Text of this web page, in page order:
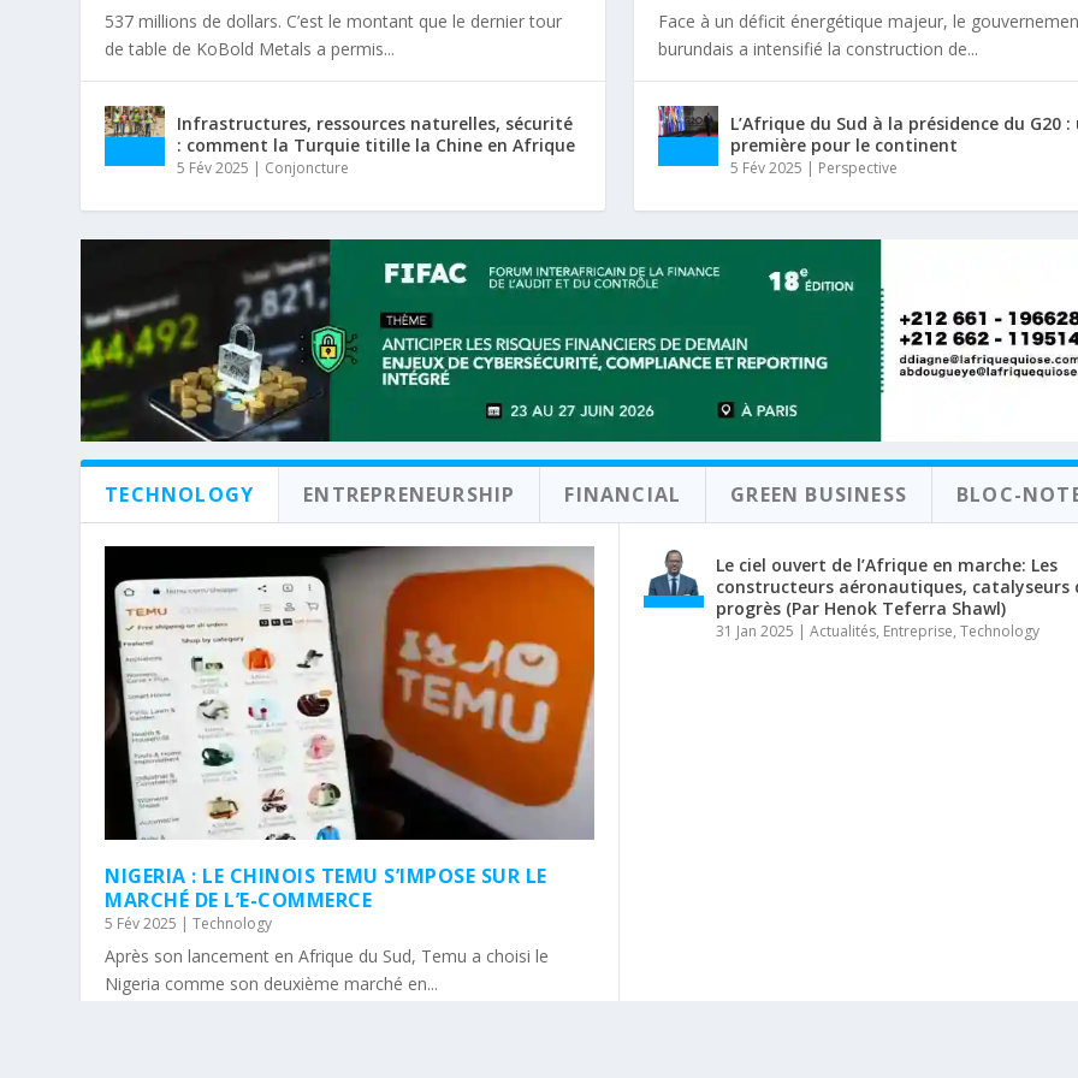
537 millions de dollars. C’est le montant que le dernier tour
de table de KoBold Metals a permis...
Infrastructures, ressources naturelles, sécurité
: comment la Turquie titille la Chine en Afrique
5 Fév 2025 | Conjoncture
Face à un déficit énergétique majeur, le
burundais a intensifié la construction de...
L’Afrique du Sud à la présidence du G20 :
première pour le continent
5 Fév 2025 | Perspective
TECHNOLOGY ENTREPRENEURSHIP FINANCIAL GREEN BUSINESS BLOC-
NIGERIA : LE CHINOIS TEMU S’IMPOSE SUR LE
MARCHÉ DE L’E-COMMERCE
5 Fév 2025 |Technology
Après son lancement en Afrique du Sud, Temu a choisi le
Nigeria comme son deuxième marché en...
Le ciel ouvert de l’Afrique en marche: Les
constructeurs aéronautiques, catalyseurs
progrès (Par Henok Teferra Shawl)
31 Jan 2025 | Actualités, Entreprise, Technology